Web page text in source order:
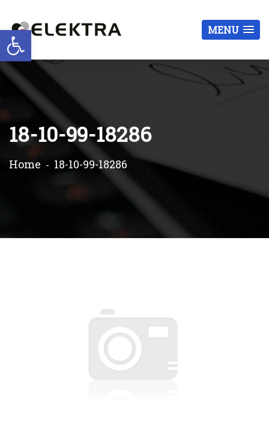
Otwórz pasek narzędzi MENU
18-10-99-18286
Home 18-10-99-18286